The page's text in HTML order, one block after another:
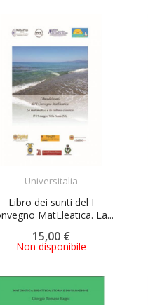
Universitalia
Libro dei sunti del I
MatEleatica. La...
15,00 €
Non disponibile